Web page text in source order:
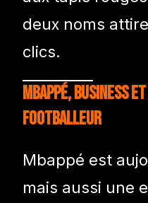
deux noms
clics.
Mbappé, business
footballeur
Mbappé est
mais aussi une